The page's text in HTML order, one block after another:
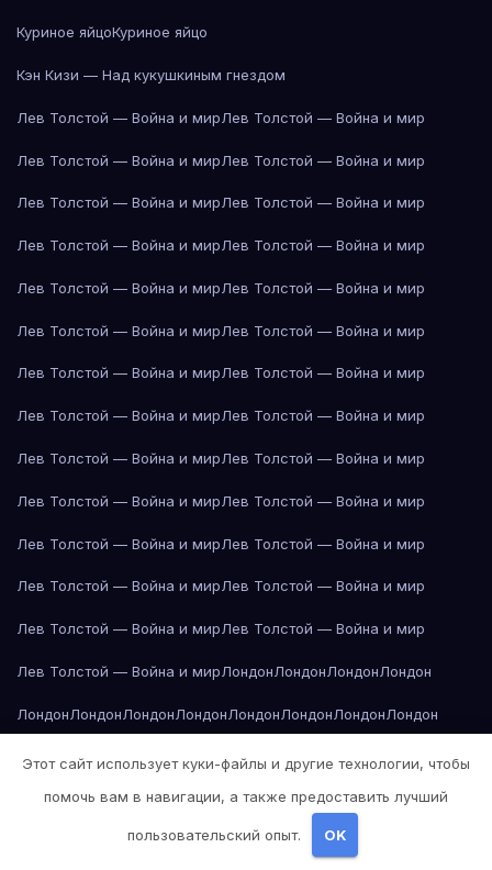
Куриное яйцоКуриное яйцо
Кэн Кизи — Над кукушкиным гнездом
Лев Толстой — Война и мирЛев Толстой — Война и мир
Лев Толстой — Война и мирЛев Толстой — Война и мир
Лев Толстой — Война и мирЛев Толстой — Война и мир
Лев Толстой — Война и мирЛев Толстой — Война и мир
Лев Толстой — Война и мирЛев Толстой — Война и мир
Лев Толстой — Война и мирЛев Толстой — Война и мир
Лев Толстой — Война и мирЛев Толстой — Война и мир
Лев Толстой — Война и мирЛев Толстой — Война и мир
Лев Толстой — Война и мирЛев Толстой — Война и мир
Лев Толстой — Война и мирЛев Толстой — Война и мир
Лев Толстой — Война и мирЛев Толстой — Война и мир
Лев Толстой — Война и мирЛев Толстой — Война и мир
Лев Толстой — Война и мирЛев Толстой — Война и мир
Лев Толстой — Война и мирЛондонЛондонЛондонЛондон
ЛондонЛондонЛондонЛондонЛондонЛондонЛондонЛондон
Лондон Лондон Лос-Анджелес Лос-Анджелес
Лос-АнджелесЛос-АнджелесЛос-АнджелесЛос-Анджелес
Лос-АнджелесЛос-АнджелесЛос-Анджелес
Этот сайт использует куки-файлы и другие технологии, чтобы
помочь вам в навигации, а также предоставить лучший
пользовательский опыт. OK